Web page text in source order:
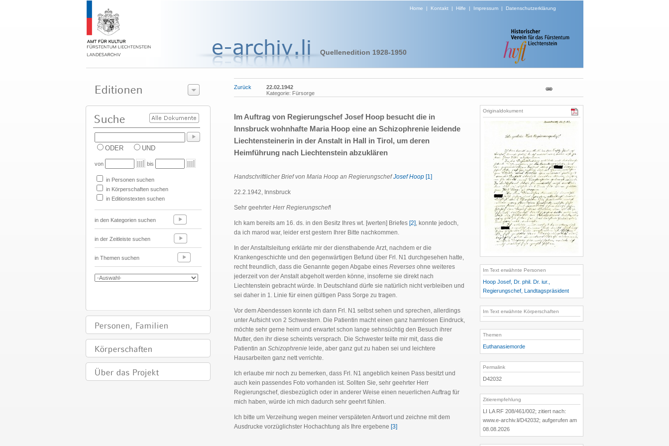
Home | Kontakt| Hilfe | Impressum| Datenschutzerklärung
Quellenedition 1928-1950
ODER UND
von bis
in Personen suchen
in Körperschaften suchen
in Editionstexten suchen
in den Kategorien suchen
in der Zeitleiste suchen
in Themen suchen
Zurück
22.02.1942
Kategorie: Fürsorge
Im Auftrag von Regierungschef Josef Hoop besucht die in
Innsbruck wohnhafte Maria Hoop eine an Schizophrenie leidende
Liechtensteinerin in der Anstalt in Hall in Tirol, um deren
Heimführung nach Liechtenstein abzuklären
Handschriftlicher Brief von Maria Hoop an RegierungschefJosef Hoop [1]
22.2.1942, Innsbruck
Sehr geehrter Herr Regierungschef!
Ich kam bereits am 16. ds. in den Besitz Ihres wt. [werten] Briefes [2], konnte jedoch,
da ich marod war, leider erst gestern Ihrer Bitte nachkommen.
In der Anstaltsleitung erklärte mir der diensthabende Arzt, nachdem er die
Krankengeschichte und den gegenwärtigen Befund über Frl. N1 durchgesehen hatte,
recht freundlich, dass die Genannte gegen Abgabe eines Reverses ohne weiteres
jederzeit von der Anstalt abgeholt werden könne, insoferne sie direkt nach
Liechtenstein gebracht würde. In Deutschland dürfe sie natürlich nicht verbleiben und
sei daher in 1. Linie für einen gültigen Pass Sorge zu tragen.
Vor dem Abendessen konnte ich dann Frl. N1 selbst sehen und sprechen, allerdings
unter Aufsicht von 2 Schwestern. Die Patientin macht einen ganz harmlosen Eindruck,
möchte sehr gerne heim und erwartet schon lange sehnsüchtig den Besuch ihrer
Mutter, den ihr diese scheints versprach. Die Schwester teilte mir mit, dass die
Patientin an Schizophrenie leide, aber ganz gut zu haben sei und leichtere
Hausarbeiten ganz nett verrichte.
Ich erlaube mir noch zu bemerken, dass Frl. N1 angeblich keinen Pass besitzt und
auch kein passendes Foto vorhanden ist. Sollten Sie, sehr geehrter Herr
Regierungschef, diesbezüglich oder in anderer Weise einen neuerlichen Auftrag für
mich haben, würde ich mich dadurch sehr geehrt fühlen.
Ich bitte um Verzeihung wegen meiner verspäteten Antwort und zeichne mit dem
Ausdrucke vorzüglichster Hochachtung als Ihre ergebene [3]
Originaldokument
Im Text erwähnte Personen
Hoop Josef, Dr. phil. Dr. iur.,
Regierungschef, Landtagspräsident
Im Text erwähnte Körperschaften
Themen
Euthanasiemorde
Permalink
D42032
Zitierempfehlung
LI LA RF 208/461/002; zitiert nach:
www.e-archiv.li/D42032; aufgerufen am
08.08.2026